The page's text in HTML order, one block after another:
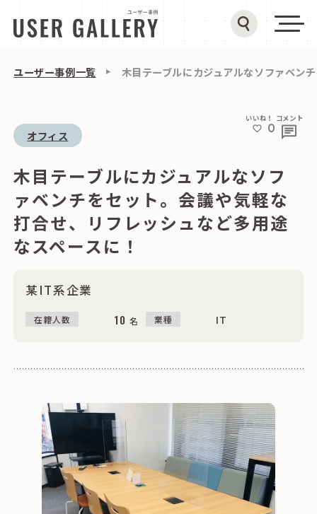
ユーザー事例一覧 木目テーブルにカジュアルなソファベン
オフィス
いいね！
0
コメント
木目テーブルにカジュアルなソフ
ァベンチをセット。会議や気軽な
打合せ、リフレッシュなど多用途
なスペースに！
某IT系企業
在籍人数 10 名 業種 IT